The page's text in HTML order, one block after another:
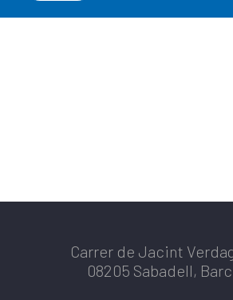
Carrer de Jacint
08205 Sabadell,